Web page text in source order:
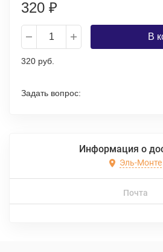
320 ₽
В
320 руб.
Задать вопрос:
Информация о
Эль-Монте
Почта